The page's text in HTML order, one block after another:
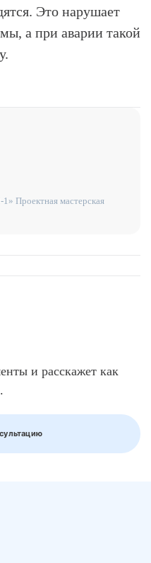
Это нарушает
а при аварии такой
Проектная мастерская
и расскажет как